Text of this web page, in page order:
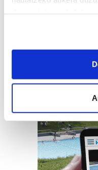
If you allow, we would
Collect
meters
Identify your
specific
Find out more about
and set your
Guk eta gure